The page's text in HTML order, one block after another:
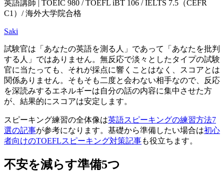
英語講師 | TOEIC 980 / TOEFL iBT 106 / IELTS 7.5（CEFR
C1）/ 海外大学院合格
Saki
試験官は「あなたの英語を測る人」であって「あなたを批判
する人」ではありません。無反応で淡々としたタイプの試験
官に当たっても、それが採点に響くことはなく、スコアとは
関係ありません。そもそも二度と会わない相手なので、反応
を深読みするエネルギーは自分の話の内容に集中させた方
が、結果的にスコアは安定します。
スピーキング練習の全体像は英語スピーキングの練習方法7
選の記事が参考になります。基礎から準備したい場合は初心
者向けのTOEFLスピーキング対策記事も役立ちます。
不安を減らす準備5つ